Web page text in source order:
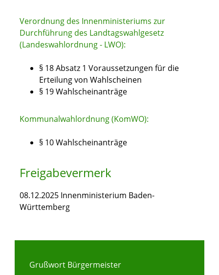
Verordnung des Innenministeriums zur
Durchführung des Landtagswahlgesetz
(Landeswahlordnung - LWO):
§ 18 Absatz 1 Voraussetzungen für die
Erteilung von Wahlscheinen
§ 19 Wahlscheinanträge
Kommunalwahlordnung (KomWO):
§ 10 Wahlscheinanträge
Freigabevermerk
08.12.2025 Innenministerium Baden-
Württemberg
Grußwort Bürgermeister